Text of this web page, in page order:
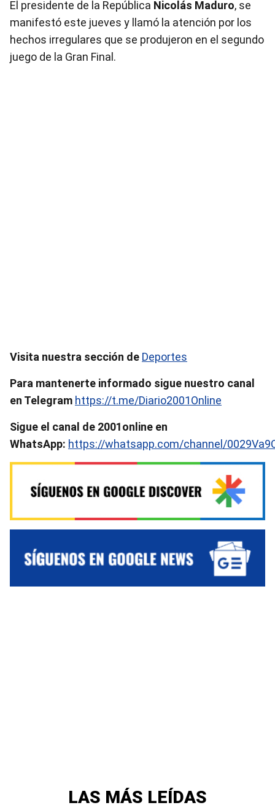
El presidente de la República Nicolás Maduro, se
manifestó este jueves y llamó la atención por los
hechos irregulares que se produjeron en el segundo
juego de la Gran Final.
Visita nuestra sección de Deportes
Para mantenerte informado sigue nuestro canal
en Telegram https://t.me/Diario2001Online
Sigue el canal de 2001online en
WhatsApp: https://whatsapp.com/channel/
LAS MÁS LEÍDAS